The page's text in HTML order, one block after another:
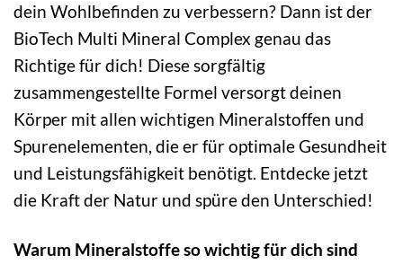
dein Wohlbefinden zu verbessern? Dann ist der
BioTech Multi Mineral Complex genau das
Richtige für dich! Diese sorgfältig
zusammengestellte Formel versorgt deinen
Körper mit allen wichtigen Mineralstoffen und
Spurenelementen, die er für optimale Gesundheit
und Leistungsfähigkeit benötigt. Entdecke jetzt
die Kraft der Natur und spüre den Unterschied!
Warum Mineralstoffe so wichtig für dich sind